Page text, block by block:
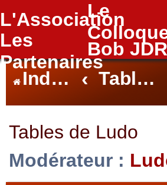
L'Association
Le
Les
Partenaires
Bob JDR
FAQ
Index du forum Tables Nantaises
Tables de Ludo
Modérateur :